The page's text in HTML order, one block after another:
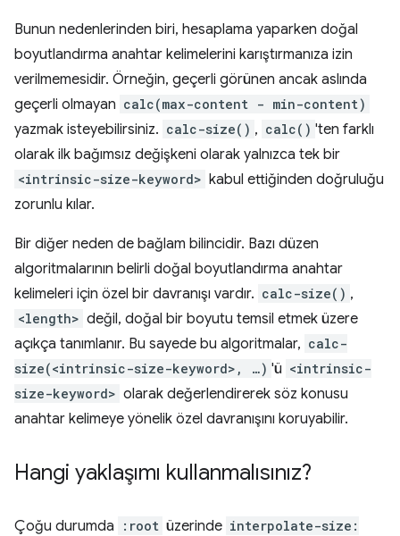
Bunun nedenlerinden biri, hesaplama yaparken doğal
boyutlandırma anahtar kelimelerini karıştırmanıza izin
verilmemesidir. Örneğin, geçerli görünen ancak aslında
geçerli olmayan calc(max-content - min-content)
yazmak isteyebilirsiniz. calc-size() , calc() 'ten farklı
olarak ilk bağımsız değişkeni olarak yalnızca tek bir
<intrinsic-size-keyword> kabul ettiğinden doğruluğu
zorunlu kılar.
Bir diğer neden de bağlam bilincidir. Bazı düzen
algoritmalarının belirli doğal boyutlandırma anahtar
kelimeleri için özel bir davranışı vardır. calc-size() ,
<length> değil, doğal bir boyutu temsil etmek üzere
açıkça tanımlanır. Bu sayede bu algoritmalar, calc-
size(<intrinsic-size-keyword>, …) 'ü <intrinsic-
size-keyword> olarak değerlendirerek söz konusu
anahtar kelimeye yönelik özel davranışını koruyabilir.
Hangi yaklaşımı kullanmalısınız?
Çoğu durumda :root üzerinde interpolate-size: